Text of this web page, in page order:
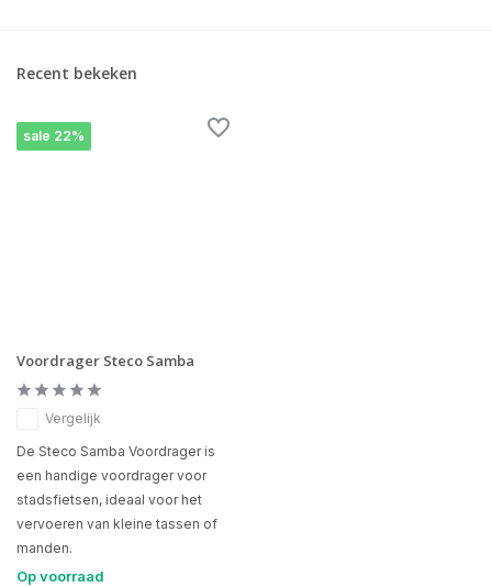
Recent bekeken
sale 22%
Voordrager Steco Samba
Vergelijk
De Steco Samba Voordrager is
een handige voordrager voor
stadsfietsen, ideaal voor het
vervoeren van kleine tassen of
manden.
Op voorraad